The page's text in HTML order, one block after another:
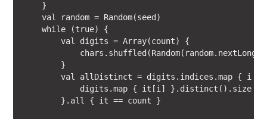
    }
    val random = Random(seed)
    while (true) {
        val digits = Array(count) {
        }
        val allDistinct = digits.indices.map { i ->
            digits.map { it[i] }.distinct().size
        }.all { it == count }